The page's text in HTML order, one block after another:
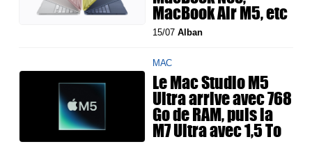
MacBook Air M5, etc
15/07Alban
MAC
Le Mac Studio M5
Ultra arrive avec 768
Go de RAM, puis la
M7 Ultra avec 1,5 To